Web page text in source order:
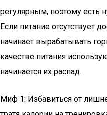
регулярным, поэтому есть
Если питание отсутствует
начинает вырабатывать
качестве питания
начинается их распад.
Миф 1: Избавиться от